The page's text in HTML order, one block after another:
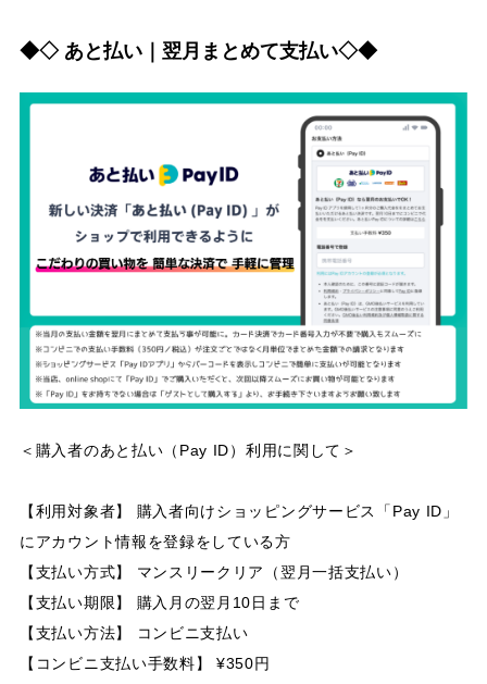
◆◇ あと払い｜翌月まとめて支払い◇◆
＜購入者のあと払い（Pay ID）利用に関して＞
【利用対象者】 購入者向けショッピングサービス「Pay ID」
にアカウント情報を登録をしている方
【支払い方式】 マンスリークリア（翌月一括支払い）
【支払い期限】 購入月の翌月10日まで
【支払い方法】 コンビニ支払い
【コンビニ支払い手数料】 ¥350円